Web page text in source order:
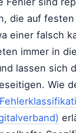
die auf
einer falsch
immer in
lassen sich
Wie